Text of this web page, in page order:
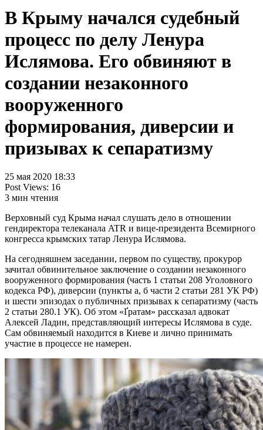
В Крыму начался судебный
процесс по делу Ленура
Ислямова. Его обвиняют в
создании незаконного
вооруженного
формирования, диверсии и
призывах к сепаратизму
25 мая 2020 18:33
Post Views: 16
3 мин чтения
Верховный суд Крыма начал слушать дело в отношении
гендиректора телеканала ATR и вице-президента Всемирного
конгресса крымских татар Ленура Ислямова.
На сегодняшнем заседании, первом по существу, прокурор
зачитал обвинительное заключение о создании незаконного
вооруженного формирования (часть 1 статьи 208 Уголовного
кодекса РФ), диверсии (пункты а, б части 2 статьи 281 УК РФ)
и шести эпизодах о публичных призывах к сепаратизму (часть
2 статьи 280.1 УК). Об этом «Ґратам» рассказал адвокат
Алексей Ладин, представляющий интересы Ислямова в суде.
Сам обвиняемый находится в Киеве и лично принимать
участие в процессе не намерен.